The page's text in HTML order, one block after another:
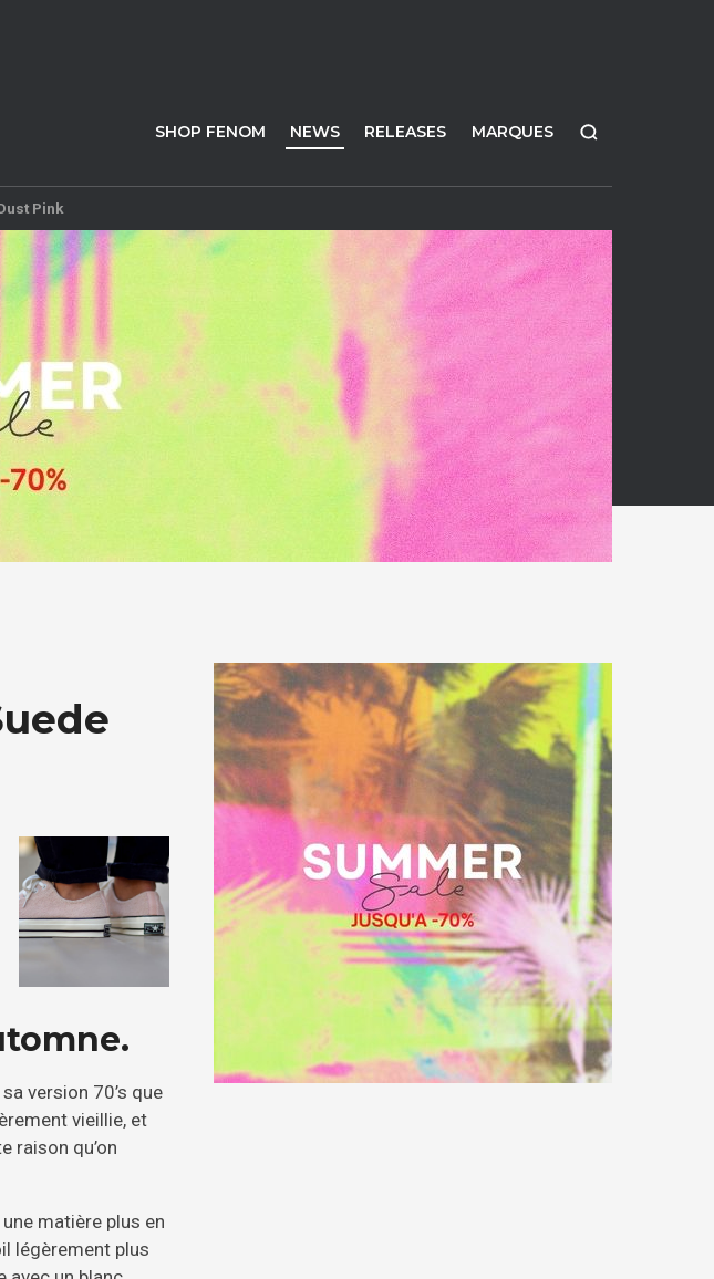
SHOP FENOM NEWS RELEASES MARQUES
Pink
version 70’s que
vieillie, et
raison qu’on
matière plus en
légèrement plus